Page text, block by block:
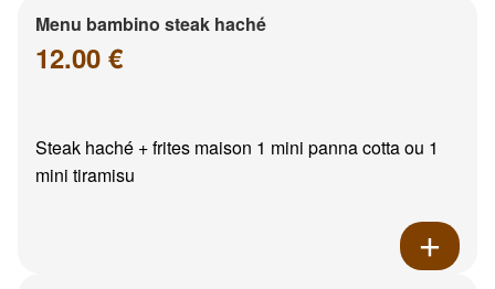
Menu bambino steak haché
12.00 €
Steak haché + frites maison 1 mini panna cotta ou 1
mini tiramisu